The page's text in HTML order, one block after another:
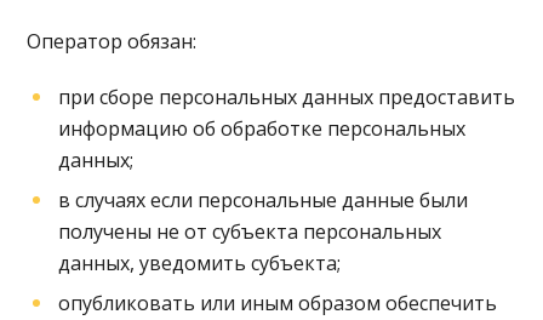
Оператор обязан:
при сборе персональных данных предоставить
информацию об обработке персональных
данных;
в случаях если персональные данные были
получены не от субъекта персональных
данных, уведомить субъекта;
опубликовать или иным образом обеспечить